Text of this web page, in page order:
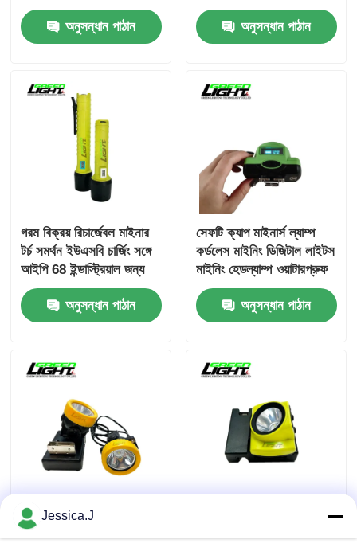
রোড সতর্কতা আলো
অনুসন্ধান পাঠান
অ্যাপ্লিকেশনগুলির জন্য
অনুসন্ধান পাঠান
গরম বিক্রয় রিচার্জেবল মাইনার
টর্চ সমর্থন ইউএসবি চার্জিং সঙ্গে
আইপি 68 ইন্ডাস্ট্রিয়াল জন্য
চৌম্বকীয় চার্জিং পোর্ট
অনুসন্ধান পাঠান
সেফটি ক্যাপ মাইনার্স ল্যাম্প
কর্ডলেস মাইনিং ডিজিটাল লাইটস
মাইনিং হেডল্যাম্প ওয়াটারপ্রুফ
রিচার্জেবল হেডল্যাম্প
অনুসন্ধান পাঠান
ওয়্যারলেস চার্জিং মাইনিং
হেডল্যাম্প ওয়াটারপ্রুফ
Jessica.J